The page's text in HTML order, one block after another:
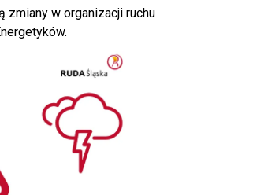
zmiany w organizacji ruchu